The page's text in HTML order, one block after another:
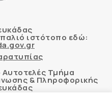
ιστότοπο εδώ:
Τμήμα
& Πληροφορικής